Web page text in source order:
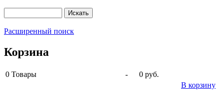
Расширенный поиск
Корзина
0 Товары -
0 руб.
В корзину